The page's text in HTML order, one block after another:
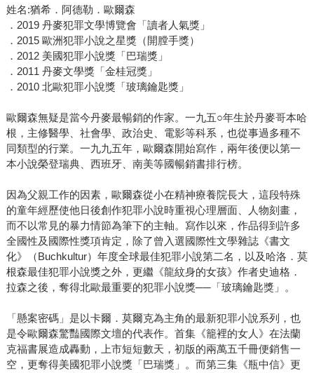
姓名:猶希．阿德勒．歐爾森
．2019 丹麥犯罪文學博覽會「讀者人氣獎」
．2015 歐洲犯罪小說之星獎（開膛手獎）
．2012 美國犯罪小說獎「巴瑞獎」
．2011 丹麥文學獎「金桂冠獎」
．2010 北歐犯罪小說獎「玻璃鑰匙獎」
歐爾森無疑是當今丹麥最暢銷的作家。一九五○年生於丹麥哥本哈
根，主修醫學、社會學、政治史、電影等科系，也從事過多種不
同類型的行業。一九九五年，歐爾森開始寫作，兩年後便以第一
本小說榮登瑞典、西班牙、南美等國暢銷書排行榜。
因為父親工作的因素，歐爾森從小在精神療養院長大，這段特殊
的童年經歷使他日後創作犯罪小說時重視心理層面、人物刻畫，
而不以常見的暴力情節為筆下的主軸。寫作以來，作品得到許多
全國性及國際性獎項肯定，除了曾入選國際性文學雜誌《書文
化》（Buchkultur）年度全球最佳犯罪小說第二名，以及哈洛．莫
根森最佳犯罪小說獎之外，更繼《龍紋身的女孩》作者史迪格．
拉森之後，奪得北歐最重要的犯罪小說獎──「玻璃鑰匙獎」。
「懸案密碼」是以卡爾．莫爾克為主角的最新犯罪小說系列，也
是令歐爾森驚豔國際文壇的代表作。首集《籠裡的女人》在法蘭
克福書展造成轟動，上市短短數天，初版的兩萬五千冊便銷售一
空，更奪得美國犯罪小說獎「巴瑞獎」。而第三集《瓶中信》更